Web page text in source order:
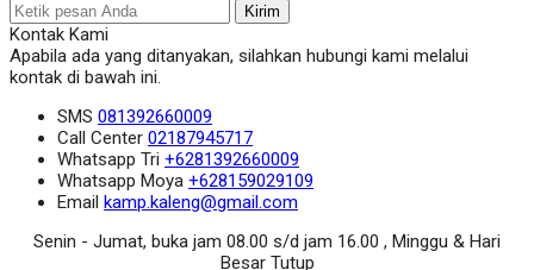
Kirim
Kontak Kami
Apabila ada yang ditanyakan, silahkan hubungi kami melalui
kontak di bawah ini.
SMS 081392660009
Call Center 02187945717
Whatsapp Tri +6281392660009
Whatsapp Moya +628159029109
Email kamp.kaleng@gmail.com
Senin - Jumat, buka jam 08.00 s/d jam 16.00 , Minggu & Hari
Besar Tutup